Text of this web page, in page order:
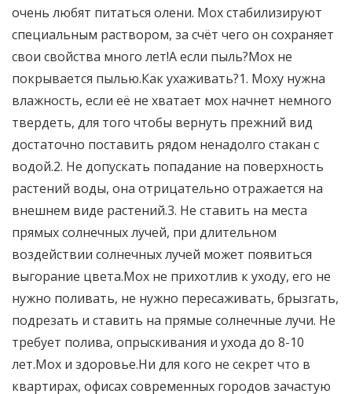
очень любят питаться олени. Мох стабилизируют
специальным раствором, за счёт чего он сохраняет
свои свойства много лет!А если пыль?Мох не
покрывается пылью.Как ухаживать?1. Моху нужна
влажность, если её не хватает мох начнет немного
твердеть, для того чтобы вернуть прежний вид
достаточно поставить рядом ненадолго стакан с
водой.2. Не допускать попадание на поверхность
растений воды, она отрицательно отражается на
внешнем виде растений.3. Не ставить на места
прямых солнечных лучей, при длительном
воздействии солнечных лучей может появиться
выгорание цвета.Мох не прихотлив к уходу, его не
нужно поливать, не нужно пересаживать, брызгать,
подрезать и ставить на прямые солнечные лучи. Не
требует полива, опрыскивания и ухода до 8-10
лет.Мох и здоровье.Ни для кого не секрет что в
квартирах, офисах современных городов зачастую